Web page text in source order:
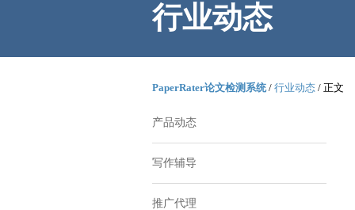
行业动态
PaperRater论文检测系统/ 行业动态 / 正文
产品动态
写作辅导
推广代理